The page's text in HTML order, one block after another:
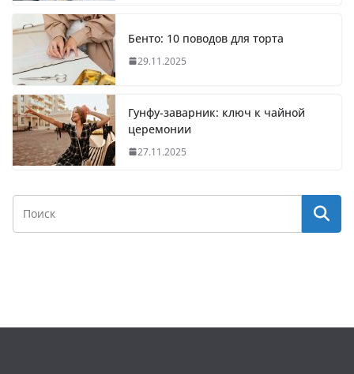
Бенто: 10 поводов для торта
29.11.2025
Гунфу-заварник: ключ к чайной
церемонии
27.11.2025